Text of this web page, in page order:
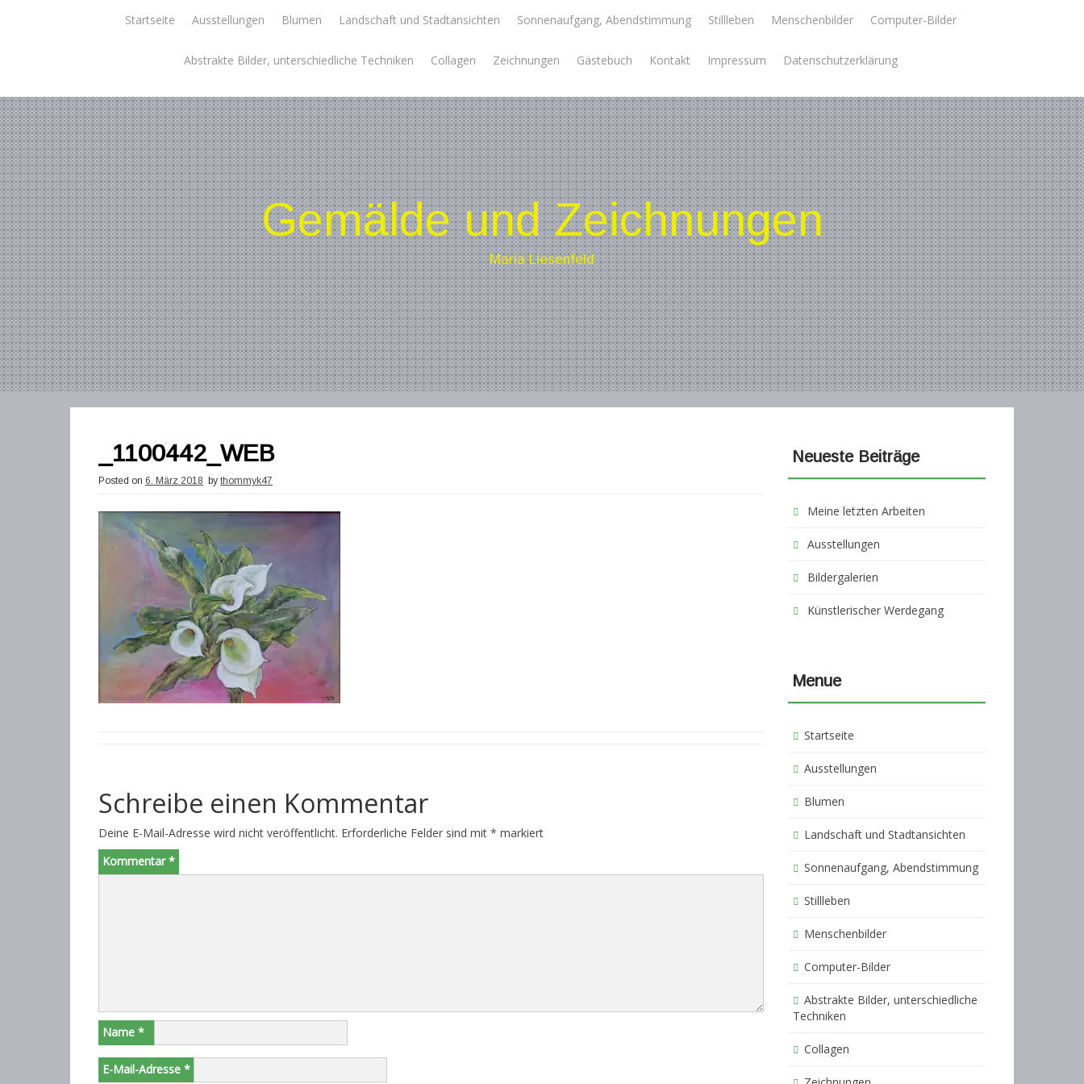
Startseite Ausstellungen Blumen Landschaft und Stadtansichten Sonnenaufgang, Abendstimmung Stillleben Menschenbilder Computer-Bilder
Abstrakte Bilder, unterschiedliche Techniken Collagen Zeichnungen Gästebuch Kontakt Impressum Datenschutzerklärung
Gemälde und Zeichnungen
Maria Liesenfeld
_1100442_WEB
Posted on 6. März 2018 by thommyk47
Schreibe einen Kommentar
Deine E-Mail-Adresse wird nicht veröffentlicht. Erforderliche Felder sind mit * markiert
Kommentar*
Name *
E-Mail-Adresse *
Neueste Beiträge
Meine letzten Arbeiten
Ausstellungen
Bildergalerien
Künstlerischer Werdegang
Menue
Startseite
Ausstellungen
Blumen
Landschaft und Stadtansichten
Sonnenaufgang, Abendstimmung
Stillleben
Menschenbilder
Computer-Bilder
Abstrakte Bilder, unterschiedliche
Techniken
Collagen